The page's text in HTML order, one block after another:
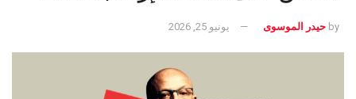
by حيدر الموسوى يونيو 25, 2026